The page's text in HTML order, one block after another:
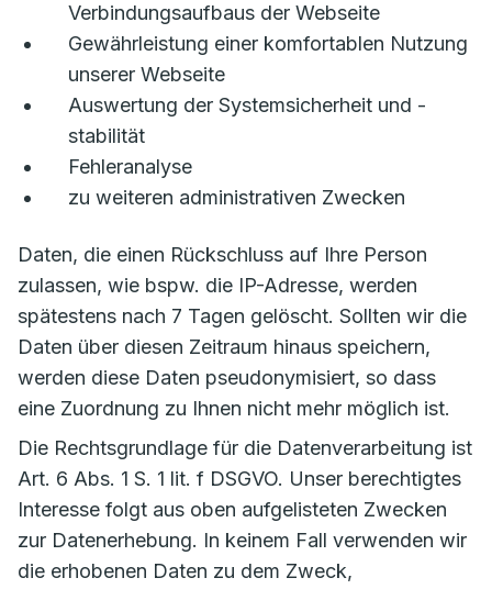
Verbindungsaufbaus der Webseite
Gewährleistung einer komfortablen Nutzung
unserer Webseite
Auswertung der Systemsicherheit und -
stabilität
Fehleranalyse
zu weiteren administrativen Zwecken
Daten, die einen Rückschluss auf Ihre Person
zulassen, wie bspw. die IP-Adresse, werden
spätestens nach 7 Tagen gelöscht. Sollten wir die
Daten über diesen Zeitraum hinaus speichern,
werden diese Daten pseudonymisiert, so dass
eine Zuordnung zu Ihnen nicht mehr möglich ist.
Die Rechtsgrundlage für die Datenverarbeitung ist
Art. 6 Abs. 1 S. 1 lit. f DSGVO. Unser berechtigtes
Interesse folgt aus oben aufgelisteten Zwecken
zur Datenerhebung. In keinem Fall verwenden wir
die erhobenen Daten zu dem Zweck,